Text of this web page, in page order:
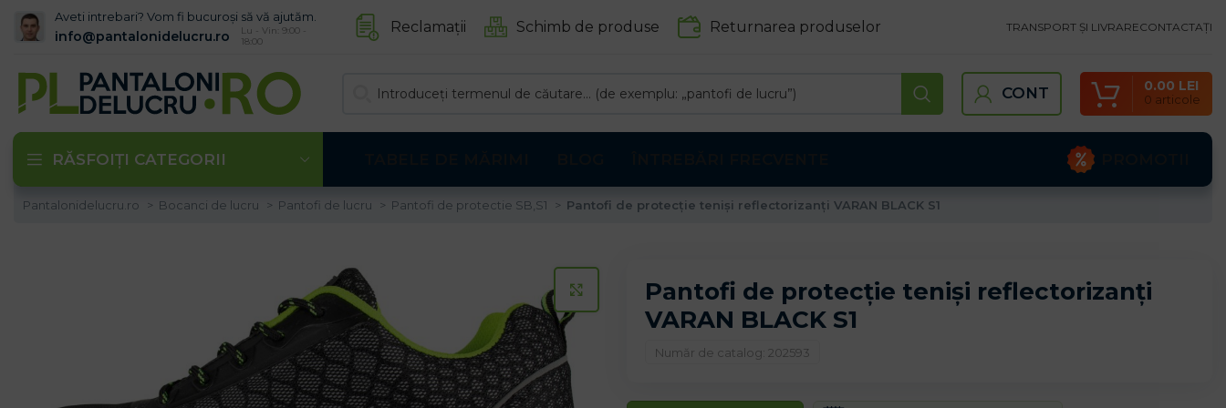
Aveti intrebari? Vom fi bucuroși să vă ajutăm.
info@pantalonidelucru.ro
Lu - Vin: 9:00 -
18:00
Reclamații Schimb de produse Returnarea produselor TRANSPORT ȘI LIVRARECONTACTAȚI
CONT 0 articole
0.00 LEI
RĂSFOIȚI CATEGORII
Pantalonidelucru.ro Bocanci de lucru Pantofi de lucru Pantofi de protectie SB,S1 Pantofi de protecție teniși reflectorizanți VARAN BLACK S1
CLICK PENTRU A MARI
Pantofi de protecție teniși reflectorizanți
VARAN BLACK S1
Număr de catalog: 202593